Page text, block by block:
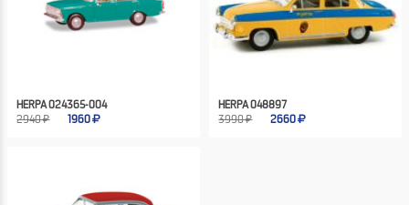
HERPA 024365-004
2940 ₽
1960
HERPA 048897
3990 ₽
2660